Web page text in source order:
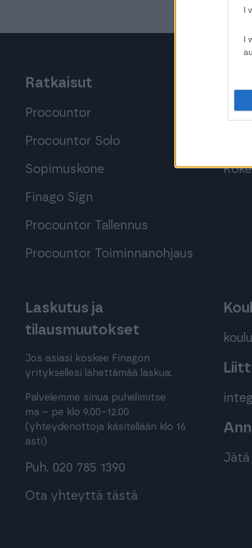
I
I
Ratkaisut
Procountor
Procountor Solo
Sopimuskone
Finago Sign
Procountor Tallennus
Procountor Toiminnanohjaus
Laskutus ja
tilausmuutokset
Jos asiasi koskee Finagon
yrityksellesi lähettämää laskua:
Palvelemme sinua puhelimitse
ma – pe klo 9.00–12.00
(yhteydenottoja käsitellään klo 16
asti)
Puh. 020 785 1390
Ota yhteyttä tästä